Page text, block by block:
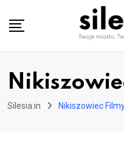
Silesia.in Nikiszowiec